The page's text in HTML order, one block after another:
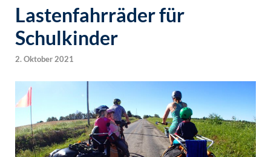
Lastenfahrräder für
Schulkinder
2. Oktober 2021